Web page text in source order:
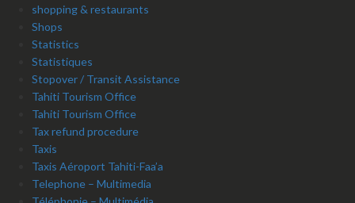
shopping & restaurants
Shops
Statistics
Statistiques
Stopover / Transit Assistance
Tahiti Tourism Office
Tahiti Tourism Office
Tax refund procedure
Taxis
Taxis Aéroport Tahiti-Faa’a
Telephone – Multimedia